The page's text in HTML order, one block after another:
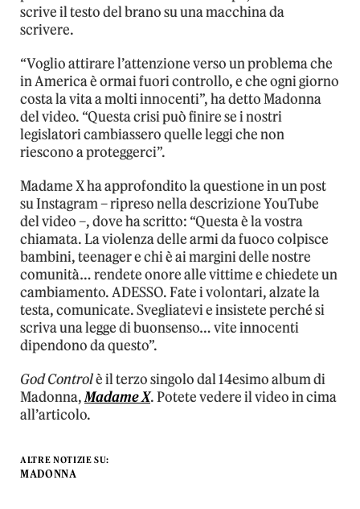
scrive il testo del brano su una macchina da
scrivere.
“Voglio attirare l’attenzione verso un problema che
in America è ormai fuori controllo, e che ogni giorno
costa la vita a molti innocenti”, ha detto Madonna
del video. “Questa crisi può finire se i nostri
legislatori cambiassero quelle leggi che non
riescono a proteggerci”.
Madame X ha approfondito la questione in un post
su Instagram – ripreso nella descrizione YouTube
del video –, dove ha scritto: “Questa è la vostra
chiamata. La violenza delle armi da fuoco colpisce
bambini, teenager e chi è ai margini delle nostre
comunità… rendete onore alle vittime e chiedete un
cambiamento. ADESSO. Fate i volontari, alzate la
testa, comunicate. Svegliatevi e insistete perché si
scriva una legge di buonsenso… vite innocenti
dipendono da questo”.
God Controlè il terzo singolo dal 14esimo album di
Madonna,Madame X. Potete vedere il video in cima
all’articolo.
ALTRE NOTIZIE SU:
MADONNA